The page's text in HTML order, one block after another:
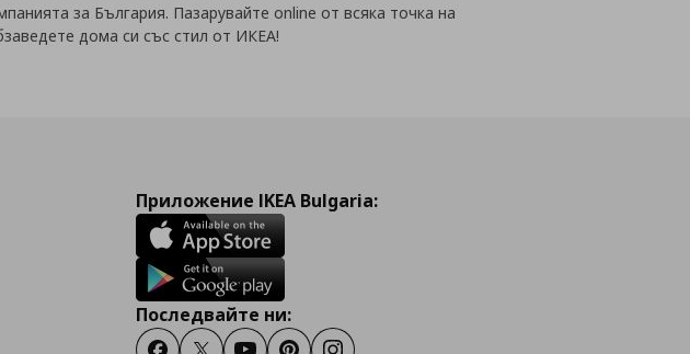
за България. Пазарувайте online от всяка точка на
дома си със стил от ИКЕА!
Приложение IKEA Bulgaria:
Последвайте ни: